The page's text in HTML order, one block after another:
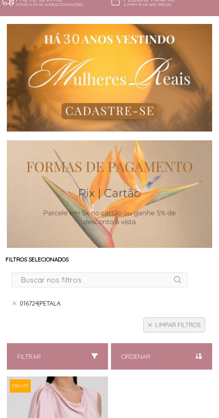
CONSULTE AS NOSSAS CONDIÇÕES A PARTIR DE BRL 800,00
FILTROS SELECIONADOS
016724|PETALA
LIMPAR FILTROS
FILTRAR ORDENAR
53% OFF